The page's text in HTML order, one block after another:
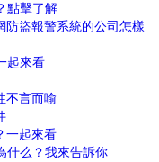
點擊了解
防盜報警系統的公司怎樣
起來看
不言而喻
一起來看
什么？我來告訴你